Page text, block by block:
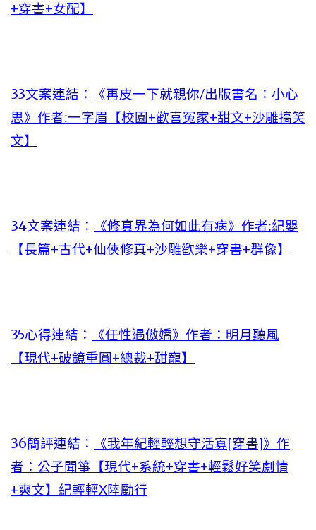
+穿書+女配】
33文案連結：
《再皮一下就親你/出版書名：小心
思》作者:一字眉【校園+歡喜冤家+甜文+沙雕搞笑
文】
34文案連結：
《修真界為何如此有病》作者:紀嬰
【長篇+古代+仙俠修真+沙雕歡樂+穿書+群像】
35心得連結：
《任性遇傲嬌》作者：明月聽風
【現代+破鏡重圓+總裁+甜寵】
36簡評連結：
《我年紀輕輕想守活寡[穿書]》作
者：公子聞箏【現代+系統+穿書+輕鬆好笑劇情
+爽文】紀輕輕X陸勵行